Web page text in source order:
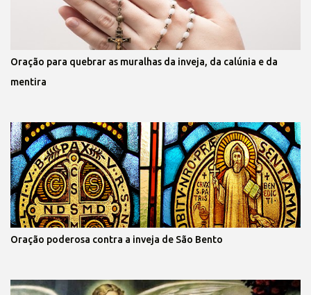
Oração para quebrar as muralhas da inveja, da calúnia e da
mentira
Oração poderosa contra a inveja de São Bento